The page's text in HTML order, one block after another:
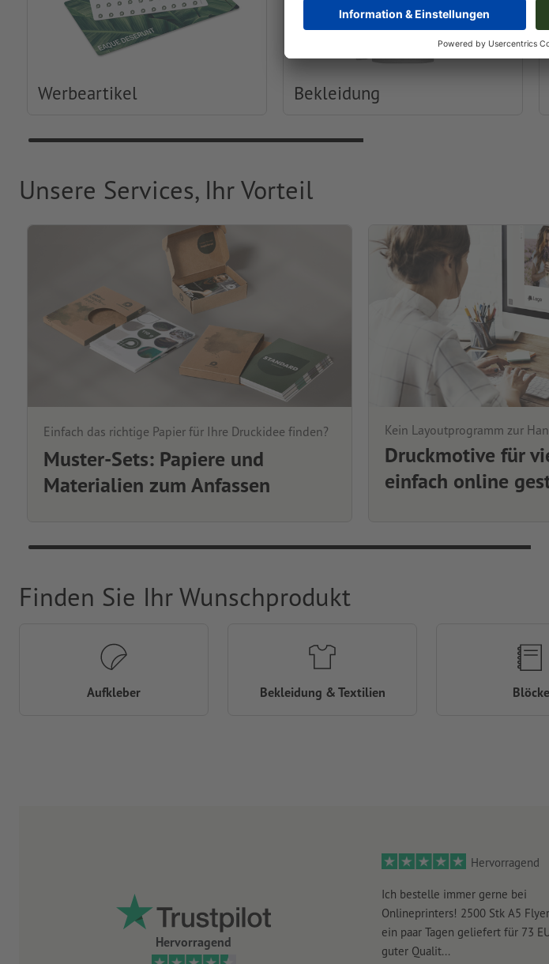
Werbeartikel Bekleidung
Unsere Services, Ihr Vorteil
Einfach das richtige Papier für Ihre Druckidee finden?
Muster-Sets: Papiere und
Materialien zum Anfassen
Kein Layoutprogramm zur
Druckmotive für
einfach online
Hervorragend
Hervorragend
Ich bestelle immer gerne bei
Onlineprinters! 2500 Stk A5
ein paar Tagen geliefert für 73
guter Qualit...
Finden Sie Ihr Wunschprodukt
Aufkleber Bekleidung & Textilien Blöcke